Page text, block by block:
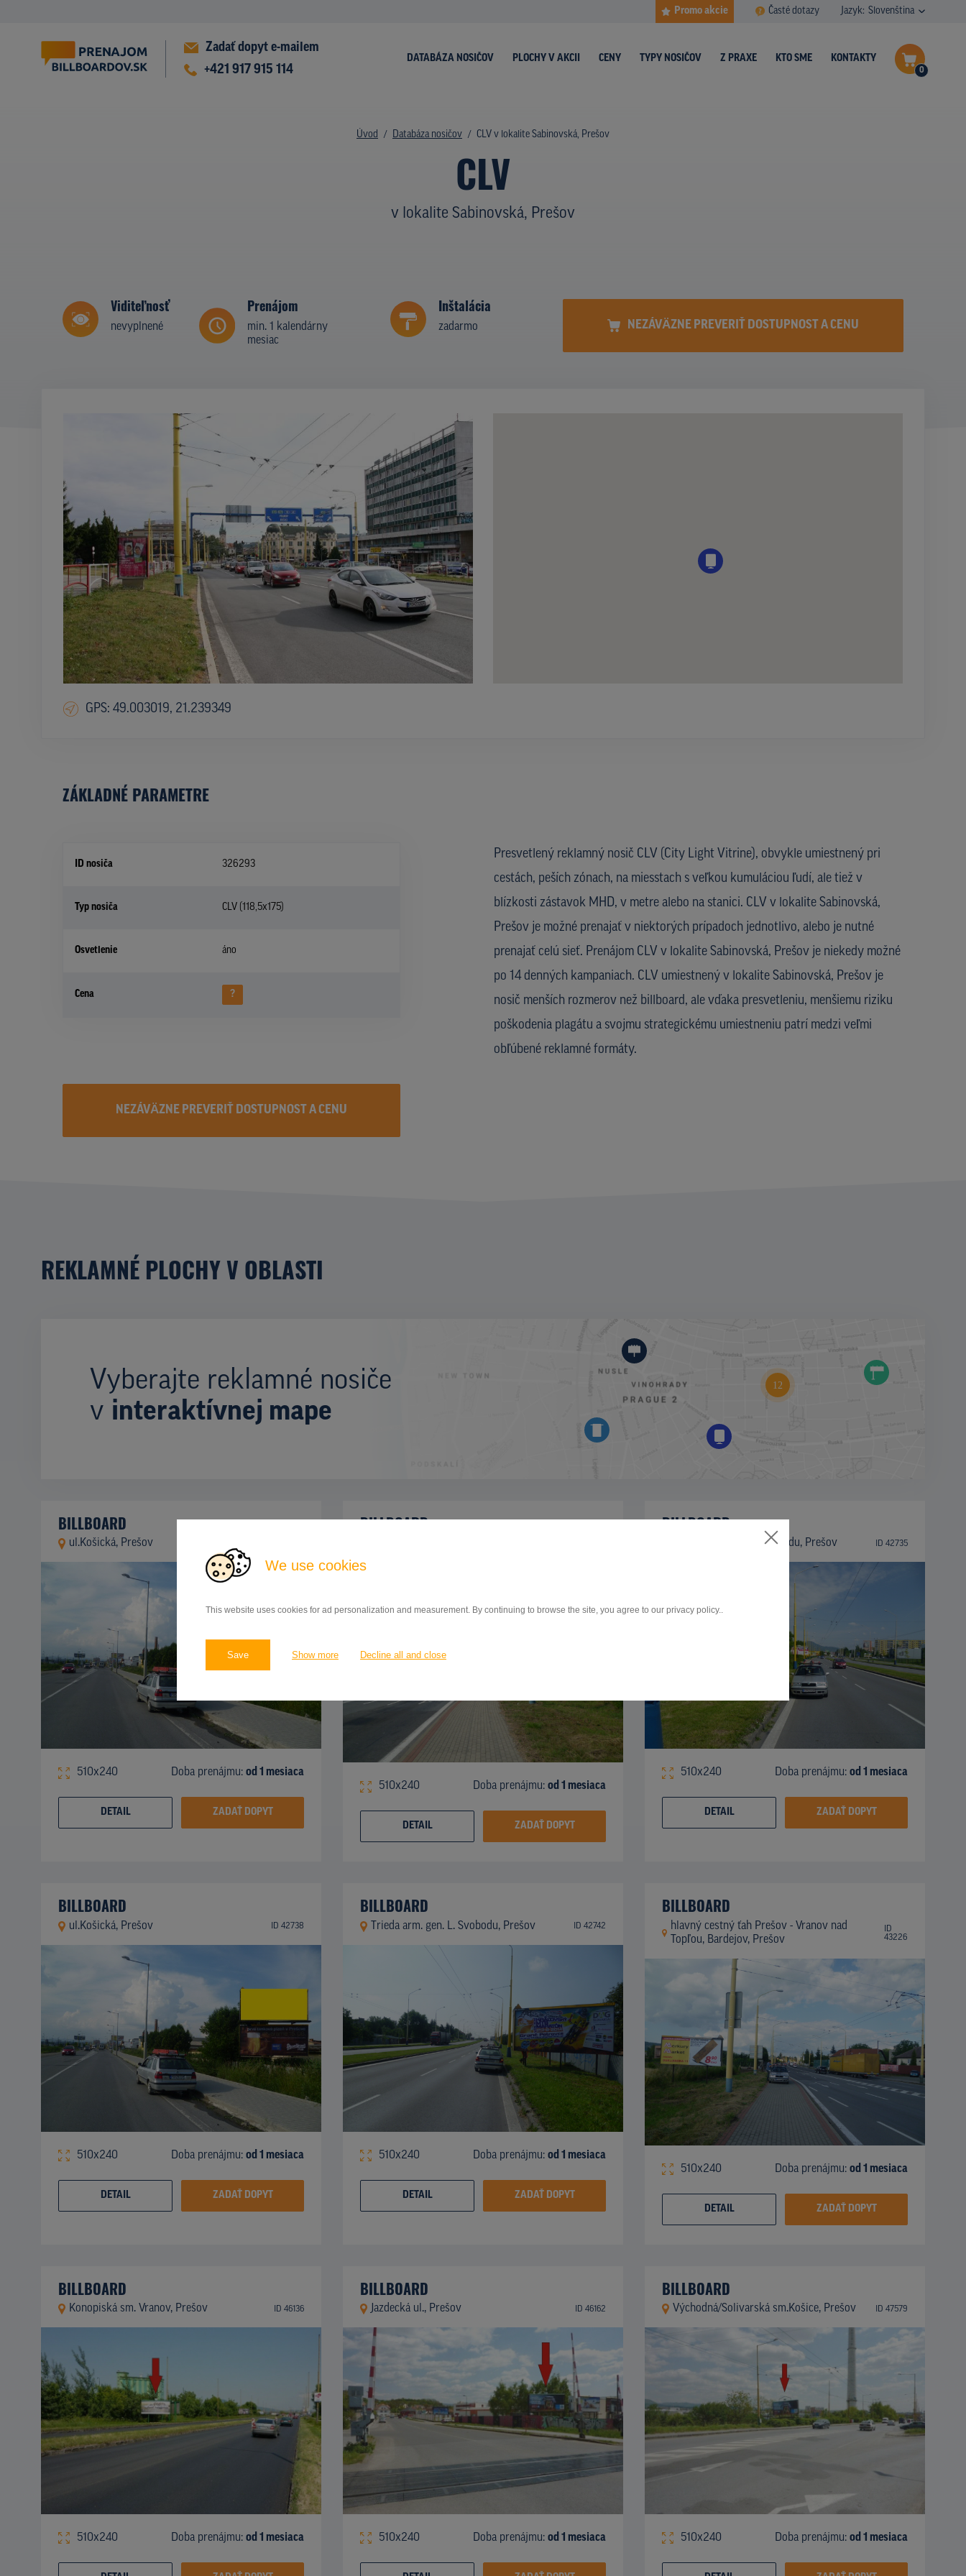
We use cookies
This website uses cookies for ad personalization and measurement. By continuing to browse the site, you agree to our privacy policy..
Save Show more Decline all and close
Promo akcie Časté dotazy Jazyk: Slovenština
Zadať dopyt e-mailem
+421 917 915 114
0
DATABÁZA NOSIČOV PLOCHY V AKCII CENY TYPY NOSIČOV Z PRAXE KTO SME KONTAKTY
Úvod Databáza nosičov CLV v lokalite Sabinovská, Prešov
CLV
v lokalite Sabinovská, Prešov
Viditeľnosť
nevyplnené
Prenájom
min. 1 kalendárny
mesiac
Inštalácia
zadarmo NEZÁVÄZNE PREVERIŤ DOSTUPNOST A CENU
GPS: 49.003019, 21.239349
ZÁKLADNÉ PARAMETRE
ID nosiča 326293
Typ nosiča CLV (118,5x175)
Osvetlenie áno
Cena ?
Presvetlený reklamný nosič CLV (City Light Vitrine), obvykle umiestnený pri
cestách, peších zónach, na miesstach s veľkou kumuláciou ľudí, ale tiež v
blízkosti zástavok MHD, v metre alebo na stanici. CLV v lokalite Sabinovská,
Prešov je možné prenajať v niektorých prípadoch jednotlivo, alebo je nutné
prenajať celú sieť. Prenájom CLV v lokalite Sabinovská, Prešov je niekedy možné
po 14 denných kampaniach. CLV umiestnený v lokalite Sabinovská, Prešov je
nosič menších rozmerov než billboard, ale vďaka presvetleniu, menšiemu riziku
poškodenia plagátu a svojmu strategickému umiestneniu patrí medzi veľmi
obľúbené reklamné formáty.
NEZÁVÄZNE PREVERIŤ DOSTUPNOST A CENU
REKLAMNÉ PLOCHY V OBLASTI
Vyberajte reklamné nosiče
v interaktívnej mape
BILLBOARD
ul.Košická, Prešov
510x240 Doba prenájmu: od 1 mesiaca
DETAIL ZADAŤ DOPYT
BILLBOARD
510x240 Doba prenájmu: od 1 mesiaca
DETAIL ZADAŤ DOPYT
BILLBOARD
Trieda arm. gen. L. Svobodu, Prešov ID 42735
510x240 Doba prenájmu: od 1 mesiaca
DETAIL ZADAŤ DOPYT
BILLBOARD
ul.Košická, Prešov ID 42738
510x240 Doba prenájmu: od 1 mesiaca
DETAIL ZADAŤ DOPYT
BILLBOARD
Trieda arm. gen. L. Svobodu, Prešov ID 42742
510x240 Doba prenájmu: od 1 mesiaca
DETAIL ZADAŤ DOPYT
BILLBOARD
hlavný cestný ťah Prešov - Vranov nad
Topľou, Bardejov, Prešov
ID
43226
510x240 Doba prenájmu: od 1 mesiaca
DETAIL ZADAŤ DOPYT
BILLBOARD
Konopiská sm. Vranov, Prešov ID 46136
510x240 Doba prenájmu: od 1 mesiaca
BILLBOARD
Jazdecká ul., Prešov ID 46162
510x240 Doba prenájmu: od 1 mesiaca
BILLBOARD
Východná/Solivarská sm.Košice, Prešov ID 47579
510x240 Doba prenájmu: od 1 mesiaca